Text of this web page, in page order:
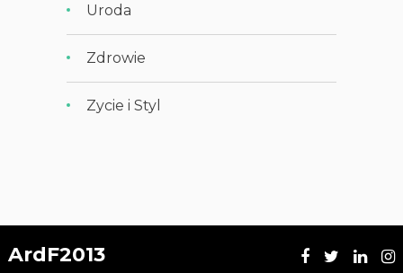
Uroda
Zdrowie
Zycie i Styl
ArdF2013